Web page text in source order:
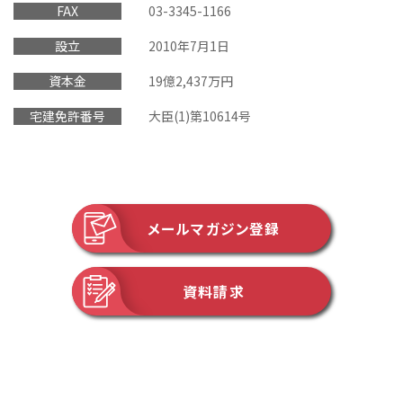
FAX
03-3345-1166
設立
2010年7月1日
資本金
19億2,437万円
宅建免許番号
大臣(1)第10614号
メールマガジン登録
資料請求